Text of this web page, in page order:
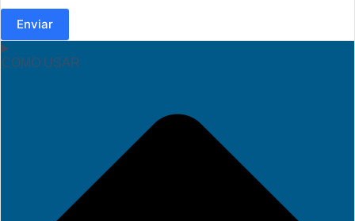
Enviar
COMO USAR